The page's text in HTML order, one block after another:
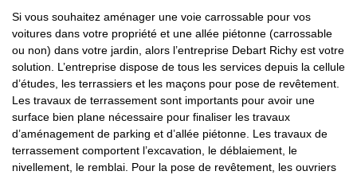
Si vous souhaitez aménager une voie carrossable pour vos
voitures dans votre propriété et une allée piétonne (carrossable
ou non) dans votre jardin, alors l’entreprise Debart Richy est votre
solution. L’entreprise dispose de tous les services depuis la cellule
d’études, les terrassiers et les maçons pour pose de revêtement.
Les travaux de terrassement sont importants pour avoir une
surface bien plane nécessaire pour finaliser les travaux
d’aménagement de parking et d’allée piétonne. Les travaux de
terrassement comportent l’excavation, le déblaiement, le
nivellement, le remblai. Pour la pose de revêtement, les ouvriers